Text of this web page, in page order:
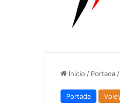
Inicio / Portada /
Portada